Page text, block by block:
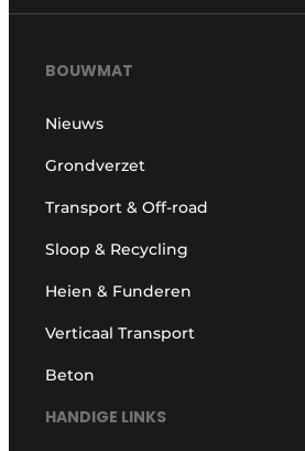
BOUWMAT
Nieuws
Grondverzet
Transport & Off-road
Sloop & Recycling
Heien & Funderen
Verticaal Transport
Beton
HANDIGE LINKS